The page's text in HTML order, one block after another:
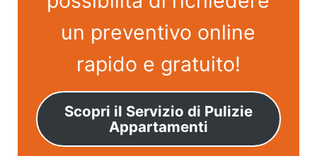
un preventivo online
rapido e gratuito!
Scopri il Servizio di Pulizie
Appartamenti